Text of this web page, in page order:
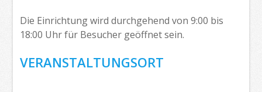
Die Einrichtung wird durchgehend von 9:00 bis
18:00 Uhr für Besucher geöffnet sein.
VERANSTALTUNGSORT